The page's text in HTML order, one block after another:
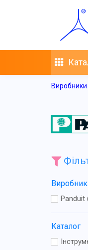
Виробники
Виробник
Каталог